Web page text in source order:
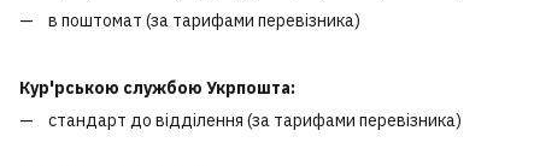
в поштомат (за тарифами перевізника)
Кур'рською службою Укрпошта:
стандарт до відділення (за тарифами перевізника)